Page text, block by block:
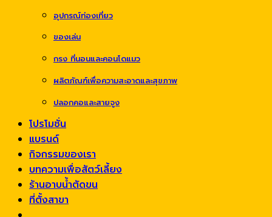
อุปกรณ์ท่องเที่ยว
ของเล่น
กรง ที่นอนและคอนโดแมว
ผลิตภัณฑ์เพื่อความสะอาดและสุขภาพ
ปลอกคอและสายจูง
โปรโมชั่น
แบรนด์
กิจกรรมของเรา
บทความเพื่อสัตว์เลี้ยง
ร้านอาบน้ำตัดขน
ที่ตั้งสาขา